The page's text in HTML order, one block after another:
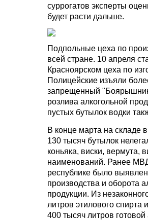
суррогатов эксперты
будет расти дальше.
Подпольные цеха по
всей стране. 10 апреля
Красноярском цеха по
Полицейские изъяли
запрещенный
розлива алкогольной
пустых бутылок водки
В конце марта на складе
130 тысяч бутылок
коньяка, виски, вермута,
наименований. Ранее
республике было
производства и оборота
продукции. Из
литров этилового
400 тысяч литров